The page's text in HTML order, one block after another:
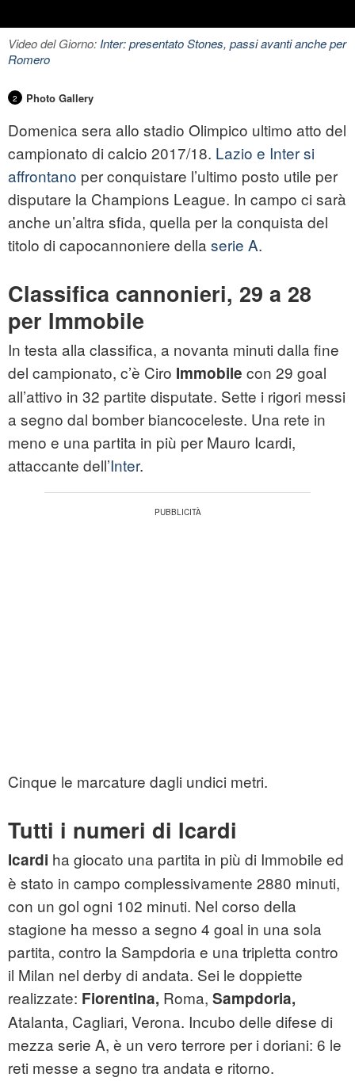
Video del Giorno:Inter: presentato Stones, passi avanti anche per
Romero
2 Photo Gallery
Domenica sera allo stadio Olimpico ultimo atto del
campionato di calcio 2017/18. Lazio e Inter si
affrontano per conquistare l’ultimo posto utile per
disputare la Champions League. In campo ci sarà
anche un’altra sfida, quella per la conquista del
titolo di capocannoniere della serie A.
Classifica cannonieri, 29 a 28
per Immobile
In testa alla classifica, a novanta minuti dalla fine
del campionato, c’è Ciro Immobile con 29 goal
all’attivo in 32 partite disputate. Sette i rigori messi
a segno dal bomber biancoceleste. Una rete in
meno e una partita in più per Mauro Icardi,
attaccante dell’Inter.
Cinque le marcature dagli undici metri.
Tutti i numeri di Icardi
Icardi ha giocato una partita in più di Immobile ed
è stato in campo complessivamente 2880 minuti,
con un gol ogni 102 minuti. Nel corso della
stagione ha messo a segno 4 goal in una sola
partita, contro la Sampdoria e una tripletta contro
il Milan nel derby di andata. Sei le doppiette
realizzate: Fiorentina, Roma, Sampdoria,
Atalanta, Cagliari, Verona. Incubo delle difese di
mezza serie A, è un vero terrore per i doriani: 6 le
reti messe a segno tra andata e ritorno.